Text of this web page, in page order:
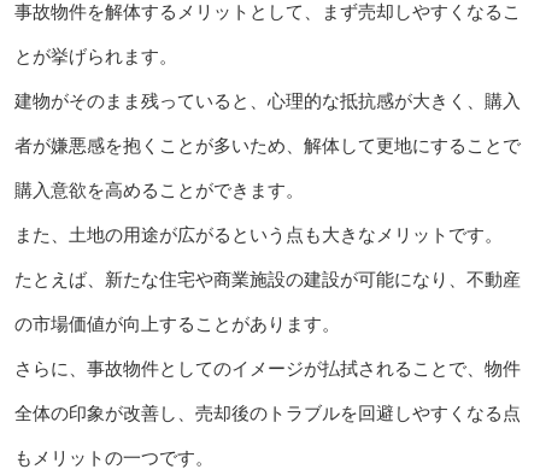
事故物件を解体するメリットとして、まず売却しやすくなるこ
とが挙げられます。
建物がそのまま残っていると、心理的な抵抗感が大きく、購入
者が嫌悪感を抱くことが多いため、解体して更地にすることで
購入意欲を高めることができます。
また、土地の用途が広がるという点も大きなメリットです。
たとえば、新たな住宅や商業施設の建設が可能になり、不動産
の市場価値が向上することがあります。
さらに、事故物件としてのイメージが払拭されることで、物件
全体の印象が改善し、売却後のトラブルを回避しやすくなる点
もメリットの一つです。